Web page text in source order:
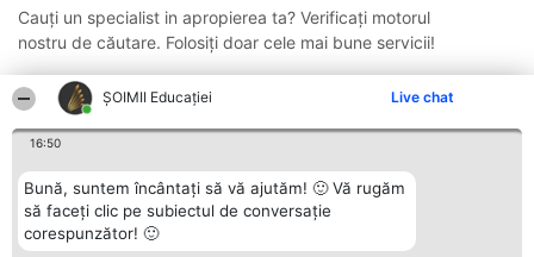
ȘOIMII Educației Live chat
16:50
Bună, suntem încântați să vă ajutăm! 🙂 Vă rugăm
să faceți clic pe subiectul de conversație
corespunzător! 🙂
Cauți un specialist in apropierea ta? Verificați motorul
nostru de căutare. Folosiți doar cele mai bune servicii!